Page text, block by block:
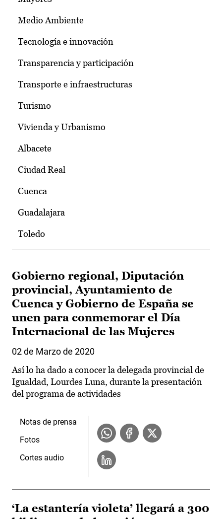
Medio Ambiente
Tecnología e innovación
Transparencia y participación
Transporte e infraestructuras
Turismo
Vivienda y Urbanismo
Albacete
Ciudad Real
Cuenca
Guadalajara
Toledo
Gobierno regional, Diputación
provincial, Ayuntamiento de
Cuenca y Gobierno de España se
unen para conmemorar el Día
Internacional de las Mujeres
02 de Marzo de 2020
Así lo ha dado a conocer la delegada provincial de
Igualdad, Lourdes Luna, durante la presentación
del programa de actividades
Notas de prensa
Fotos
Cortes audio
‘La estantería violeta’ llegará a 300